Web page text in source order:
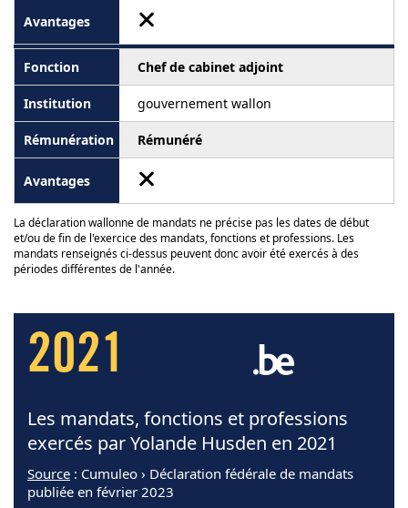
Chef de cabinet adjoint
gouvernement wallon
Rémunéré
La déclaration wallonne de mandats ne précise pas les dates de début
et/ou de fin de l'exercice des mandats, fonctions et professions. Les
mandats renseignés ci-dessus peuvent donc avoir été exercés à des
périodes différentes de l'année.
2021
Les mandats, fonctions et professions
exercés par Yolande Husden en 2021
Source : Cumuleo › Déclaration fédérale de mandats
publiée en février 2023